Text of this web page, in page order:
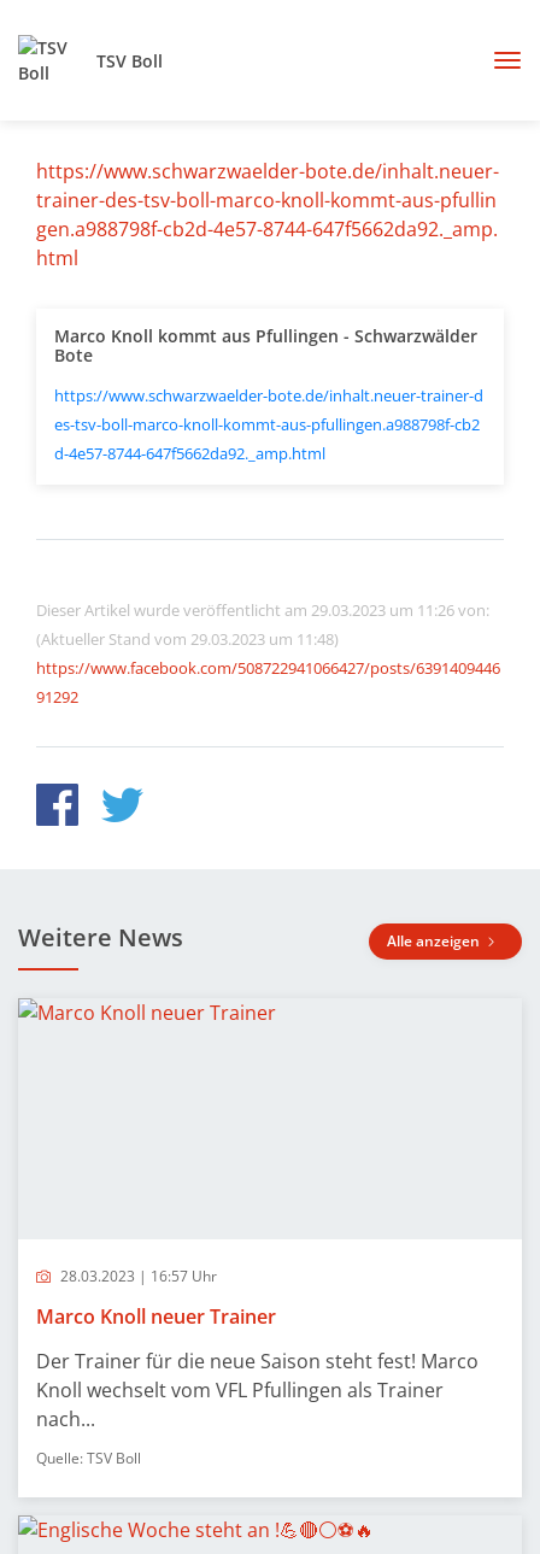
TSV Boll
https://www.schwarzwaelder-bote.de/inhalt.neuer-
trainer-des-tsv-boll-marco-knoll-kommt-aus-pfullin
gen.a988798f-cb2d-4e57-8744-647f5662da92._amp.
html
Marco Knoll kommt aus Pfullingen - Schwarzwälder
Bote
https://www.schwarzwaelder-bote.de/inhalt.neuer-trainer-d
es-tsv-boll-marco-knoll-kommt-aus-pfullingen.a988798f-cb2
d-4e57-8744-647f5662da92._amp.html
Dieser Artikel wurde veröffentlicht am 29.03.2023 um 11:26 von:
(Aktueller Stand vom 29.03.2023 um 11:48)
https://www.facebook.com/508722941066427/posts/6391409446
91292
Weitere News Alle anzeigen
28.03.2023 | 16:57 Uhr
Marco Knoll neuer Trainer
Der Trainer für die neue Saison steht fest! Marco
Knoll wechselt vom VFL Pfullingen als Trainer
nach...
Quelle: TSV Boll